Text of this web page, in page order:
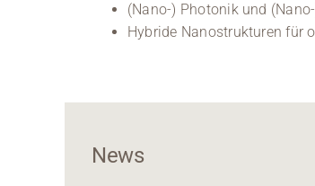
(Nano-) Photonik und
Hybride Nanostrukturen für
News